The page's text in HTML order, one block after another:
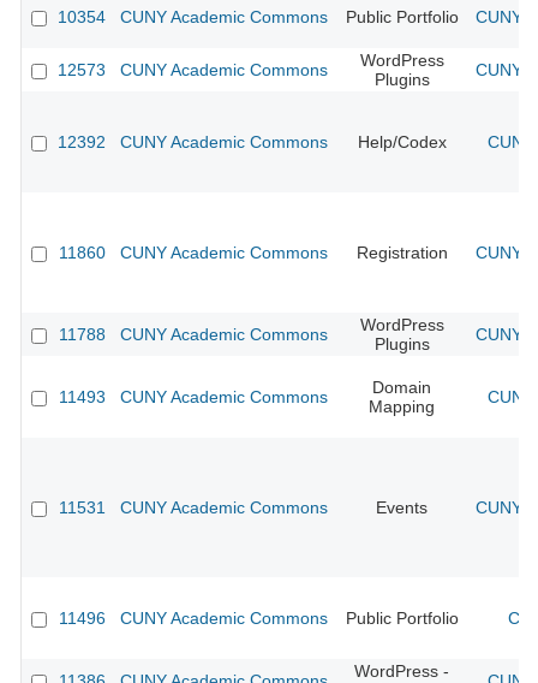
10354 CUNY Academic Commons Public Portfolio CUNY
12573 CUNY Academic Commons
WordPress
Plugins
CUNY
12392 CUNY Academic Commons Help/Codex
11860 CUNY Academic Commons Registration CUNY
11788 CUNY Academic Commons
WordPress
Plugins
CUNY
11493 CUNY Academic Commons
Domain
Mapping
11531 CUNY Academic Commons Events CUNY
11496 CUNY Academic Commons Public Portfolio
WordPress -